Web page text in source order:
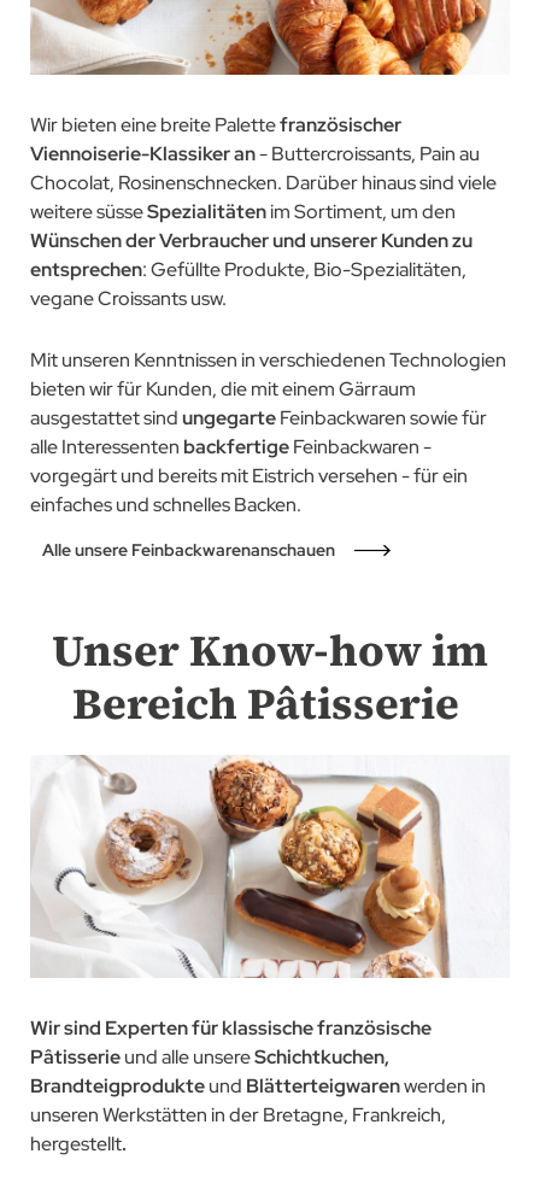
Wir bieten eine breite Palettefranzösischer
Viennoiserie-Klassiker an- Buttercroissants, Pain au
Chocolat, Rosinenschnecken. Darüber hinaus sind viele
weitere süsseSpezialitätenim Sortiment, um den
Wünschen der Verbraucher und unserer Kunden zu
entsprechen: Gefüllte Produkte, Bio-Spezialitäten,
vegane Croissants usw.
Mit unseren Kenntnissen in verschiedenen Technologien
bieten wir für Kunden, die mit einem Gärraum
ausgestattet sindungegarteFeinbackwaren sowie für
alle Interessenten backfertigeFeinbackwaren -
vorgegärt und bereits mit Eistrich versehen - für ein
einfaches und schnelles Backen.
Alle unsere Feinbackwarenanschauen
Unser Know-how im
Bereich Pâtisserie
Wir sind Experten für klassische französische
Pâtisserieund alle unsereSchichtkuchen,
Brandteigprodukteund Blätterteigwarenwerden in
unseren Werkstätten in der Bretagne, Frankreich,
hergestellt.